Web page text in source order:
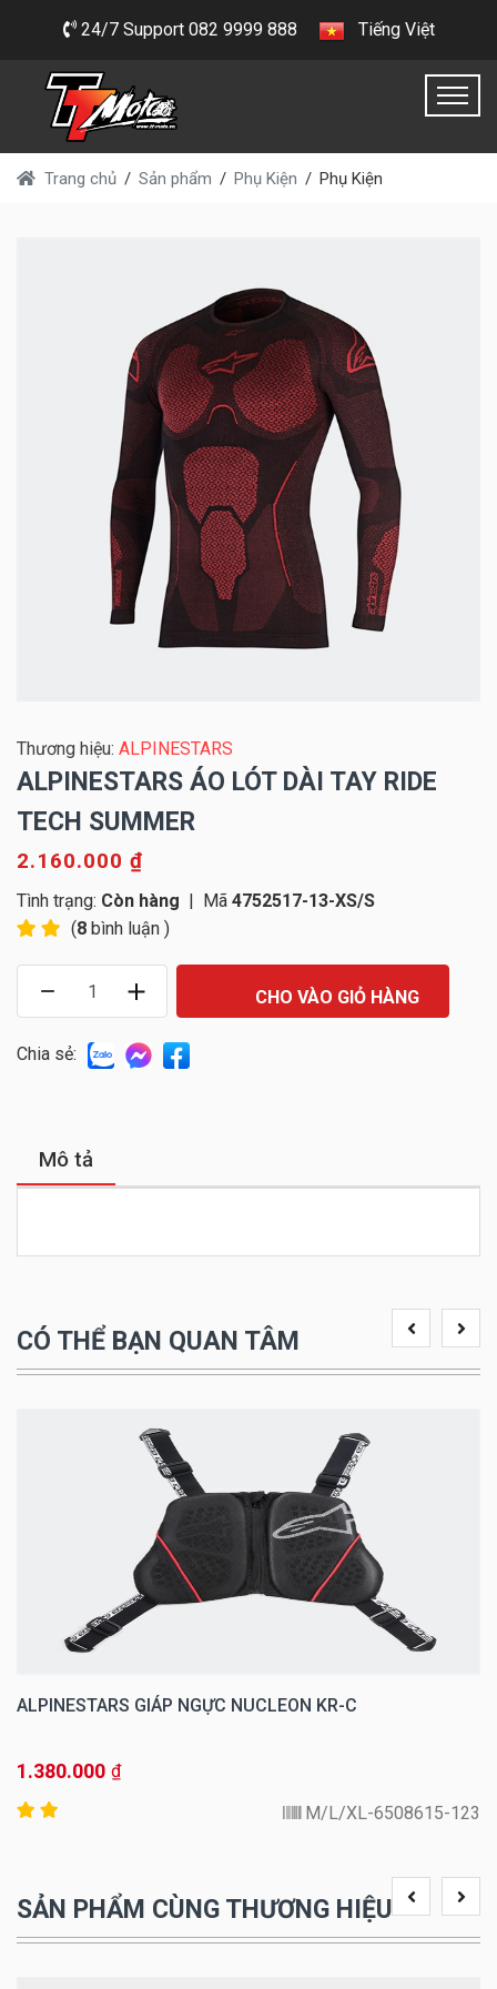
24/7 Support 082 9999 888 Tiếng Việt
Trang chủ Sản phẩm Phụ Kiện Phụ Kiện
Thương hiệu: ALPINESTARS
ALPINESTARS ÁO LÓT DÀI TAY RIDE
TECH SUMMER
2.160.000 ₫
Tình trạng: Còn hàng Mã 4752517-13-XS/S
(8 bình luận )
CHO VÀO GIỎ HÀNG
Chia sẻ:
Mô tả
CÓ THỂ BẠN QUAN TÂM
ALPINESTARS GIÁP NGỰC NUCLEON KR-C
1.380.000 ₫
6508615-123-M/L/XL
SẢN PHẨM CÙNG THƯƠNG HIỆU